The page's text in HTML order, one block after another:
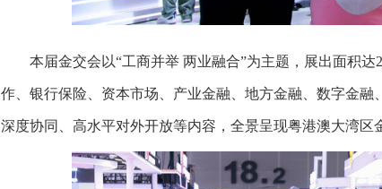
本届金交会以“工商并举 两业融合”为主题，展出面积达
作、银行保险、资本市场、产业金融、地方金融、数字金
深度协同、高水平对外开放等内容，全景呈现粤港澳大湾区